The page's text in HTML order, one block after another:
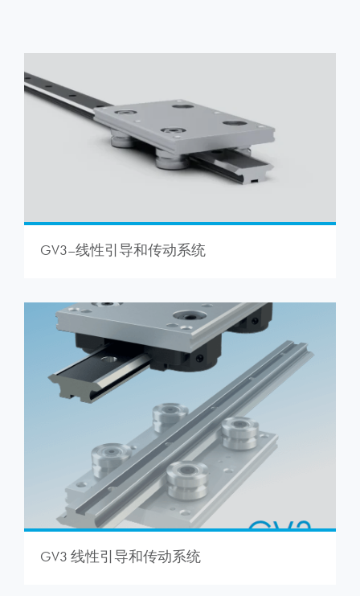
GV3–线性引导和传动系统
GV3 线性引导和传动系统